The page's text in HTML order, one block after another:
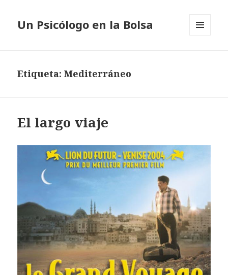
Un Psicólogo en la Bolsa
Etiqueta: Mediterráneo
El largo viaje